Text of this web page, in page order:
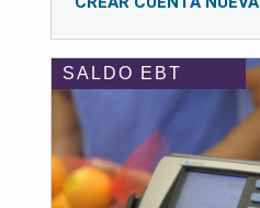
SALDO EBT